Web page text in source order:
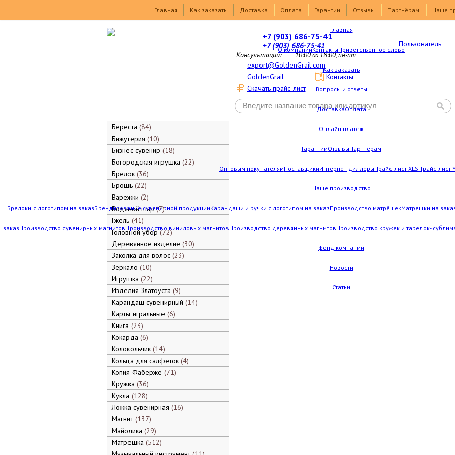
Главная
Как заказать Доставка Оплата Гарантии Отзывы Партнёрам Наше
Главная
О компанииКонтактыПриветственное слово
Как заказать
Вопросы и ответы
ДоставкаОплата
Онлайн платеж
ГарантииОтзывыПартнёрам
Оптовым покупателямПоставщикиИнтернет-диллерыПрайс-лист XLSПрайс-лист
Наше производство
Брелоки с логотипом на заказБрендирование сувенирной продукцииКарандаши и ручки с логотипом на заказПроизводство матрёшекМатрешки на
заказПроизводство сувенирных магнитовПроизводство виниловых магнитовПроизводство деревянных магнитовПроизводство кружек и тарелок-
фонд компании
Новости
Статьи
+7 (903) 686-75-41
+7 (903) 686-75-41
Консультации: 10:00 до 18:00, пн-пт
export@GoldenGrail.com
GoldenGrail
Скачать прайс-лист
Контакты
Пользователь
Береста 84
Бижутерия 10
Бизнес сувенир 18
Богородская игрушка 22
Брелок 36
Брошь 22
Варежки 2
Водяной шар 7
Гжель 41
Головной убор 72
Деревянное изделие 30
Заколка для волос 23
Зеркало 10
Игрушка 22
Изделия Златоуста 9
Карандаш сувенирный 14
Карты игральные 6
Книга 23
Кокарда 6
Колокольчик 14
Кольца для салфеток 4
Копия Фаберже 71
Кружка 36
Кукла 128
Ложка сувенирная 16
Магнит 137
Майолика 29
Матрешка 512